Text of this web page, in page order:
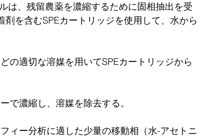
は、残留農薬を濃縮するために固相抽出を受
を含むSPEカートリッジを使用して、水から
の適切な溶媒を用いてSPEカートリッジから
で濃縮し、溶媒を除去する。
ィー分析に適した少量の移動相（水-アセトニ